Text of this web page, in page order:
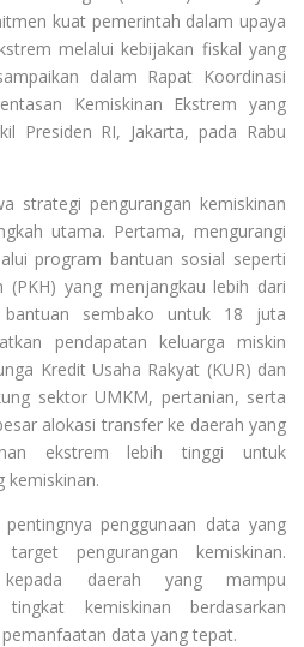
kuat pemerintah dalam upaya
melalui kebijakan fiskal yang
dalam Rapat Koordinasi
Kemiskinan Ekstrem yang
Presiden RI, Jakarta, pada Rabu
strategi pengurangan kemiskinan
utama. Pertama, mengurangi
program bantuan sosial seperti
(PKH) yang menjangkau lebih dari
sembako untuk 18 juta
pendapatan keluarga miskin
Kredit Usaha Rakyat (KUR) dan
sektor UMKM, pertanian, serta
alokasi transfer ke daerah yang
ekstrem lebih tinggi untuk
kemiskinan.
penggunaan data yang
pengurangan kemiskinan.
kepada daerah yang mampu
kemiskinan berdasarkan
data yang tepat.